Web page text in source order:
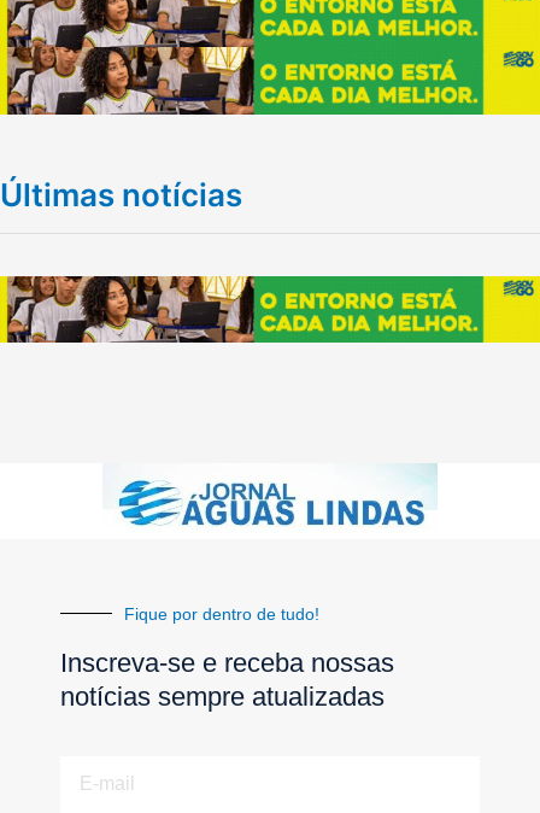
Últimas notícias
Fique por dentro de tudo!
Inscreva-se e receba nossas
notícias sempre atualizadas
mail